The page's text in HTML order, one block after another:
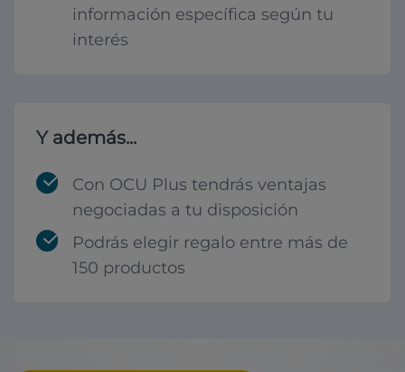
información específica según tu
interés
Y además...
Con OCU Plus tendrás ventajas
negociadas a tu disposición
Podrás elegir regalo entre más de
150 productos